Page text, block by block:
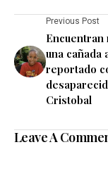
Previous Post
Encuentran
una cañada
reportado
Cristobal
Leave A